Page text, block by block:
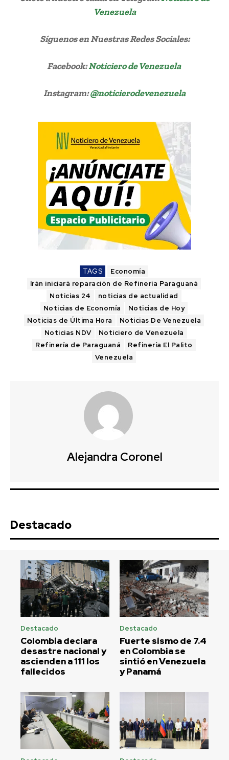
Venezuela
Síguenosen Nuestras Redes Sociales:
Facebook:Noticiero de Venezuela
Instagram:@noticierodevenezuela
TAGS
Economía
Irán iniciará reparación de Refinería Paraguaná
Noticias 24
noticias de actualidad
Noticias de Economía
Noticias de Hoy
Noticias de Última Hora
Noticias De Venezuela
Noticias NDV
Noticiero de Venezuela
Refinería de Paraguaná
Refinería El Palito
Venezuela
Alejandra Coronel
Destacado
Destacado
Colombia declara
desastre nacional y
ascienden a 111 los
fallecidos
Destacado
Fuerte sismo de 7.4
en Colombia se
sintió en Venezuela
y Panamá